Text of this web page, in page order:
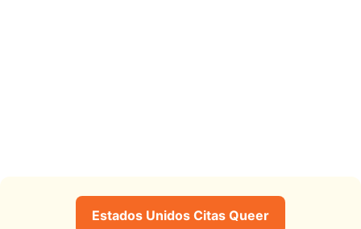
Estados Unidos Citas Queer